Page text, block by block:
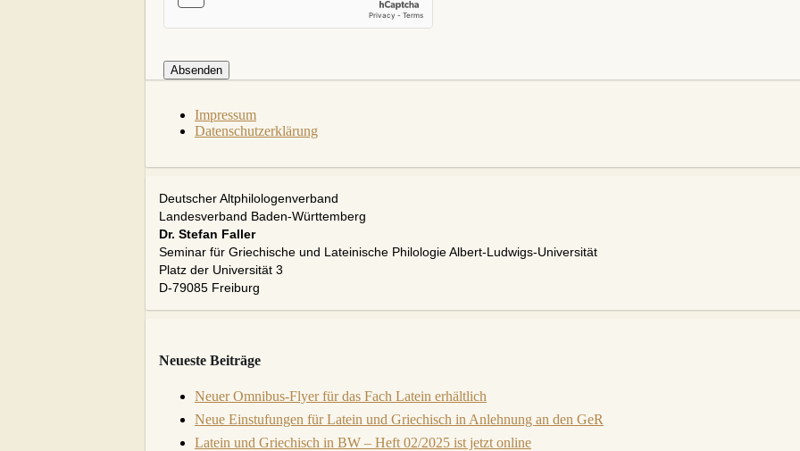
Absenden
Impressum
Datenschutzerklärung
Deutscher Altphilologenverband
Landesverband Baden-Württemberg
Dr. Stefan Faller
Seminar für Griechische und Lateinische Philologie Albert-Ludwigs-Universität
Platz der Universität 3
D-79085 Freiburg
Neueste Beiträge
Neuer Omnibus-Flyer für das Fach Latein erhältlich
Neue Einstufungen für Latein und Griechisch in Anlehnung an den GeR
Latein und Griechisch in BW – Heft 02/2025 ist jetzt online